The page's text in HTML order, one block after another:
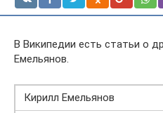
В Википедии есть статьи о
Емельянов.
Кирилл Емельянов